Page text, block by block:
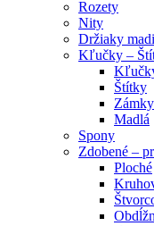
Rozety
Nity
Držiaky
Kľučky –
Štítky
Zámky
Madlá
Spony
Zdobené –
Ploché